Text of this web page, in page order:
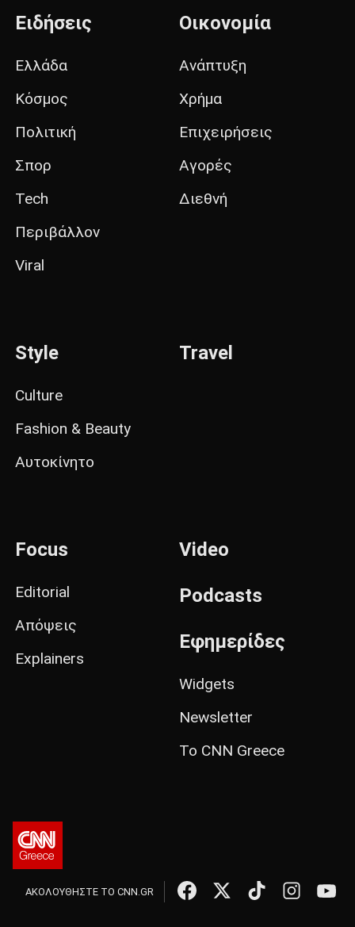
Ειδήσεις
Ελλάδα
Κόσμος
Πολιτική
Σπορ
Tech
Περιβάλλον
Viral
Οικονομία
Ανάπτυξη
Χρήμα
Επιχειρήσεις
Αγορές
Διεθνή
Style
Culture
Fashion & Beauty
Αυτοκίνητο
Travel
Focus
Editorial
Απόψεις
Explainers
Video
Podcasts
Εφημερίδες
Widgets
Newsletter
Το CNN Greece
ΑΚΟΛΟΥΘΗΣΤΕ ΤΟ CNN.GR